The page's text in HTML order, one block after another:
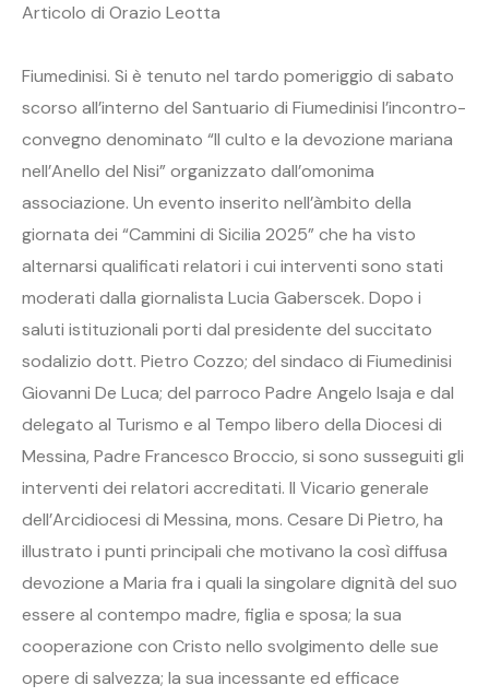
Articolo di Orazio Leotta
Fiumedinisi. Si è tenuto nel tardo pomeriggio di sabato
scorso all’interno del Santuario di Fiumedinisi l’incontro-
convegno denominato “Il culto e la devozione mariana
nell’Anello del Nisi” organizzato dall’omonima
associazione. Un evento inserito nell’àmbito della
giornata dei “Cammini di Sicilia 2025” che ha visto
alternarsi qualificati relatori i cui interventi sono stati
moderati dalla giornalista Lucia Gaberscek. Dopo i
saluti istituzionali porti dal presidente del succitato
sodalizio dott. Pietro Cozzo; del sindaco di Fiumedinisi
Giovanni De Luca; del parroco Padre Angelo Isaja e dal
delegato al Turismo e al Tempo libero della Diocesi di
Messina, Padre Francesco Broccio, si sono susseguiti gli
interventi dei relatori accreditati. Il Vicario generale
dell’Arcidiocesi di Messina, mons. Cesare Di Pietro, ha
illustrato i punti principali che motivano la così diffusa
devozione a Maria fra i quali la singolare dignità del suo
essere al contempo madre, figlia e sposa; la sua
cooperazione con Cristo nello svolgimento delle sue
opere di salvezza; la sua incessante ed efficace